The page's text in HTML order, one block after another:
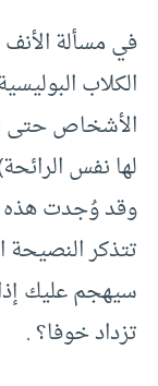
في مسألة
الكلاب
الأشخاص حتى
لها نفس
وقد وُجدت هذه
تتذكر النصيحة
سيهجم عليك
تزداد خوفا؟ .